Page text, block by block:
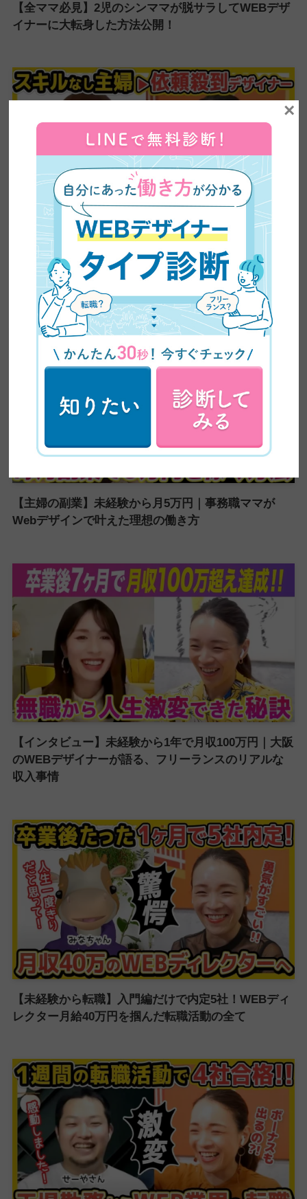
【全ママ必見】2児のシンママが脱サラしてWEBデザ
イナーに大転身した方法公開！
【超有益】平凡な主婦がビジネスセミナーに乗り込み
5ヶ月で60万円の副業収入を稼いだ方法を大公開！紹
介が止まらない売り込み術がやばい
【主婦の副業】未経験から月5万円｜事務職ママが
Webデザインで叶えた理想の働き方
【インタビュー】未経験から1年で月収100万円｜大阪
のWEBデザイナーが語る、フリーランスのリアルな
収入事情
【未経験から転職】入門編だけで内定5社！WEBディ
レクター月給40万円を掴んだ転職活動の全て
×